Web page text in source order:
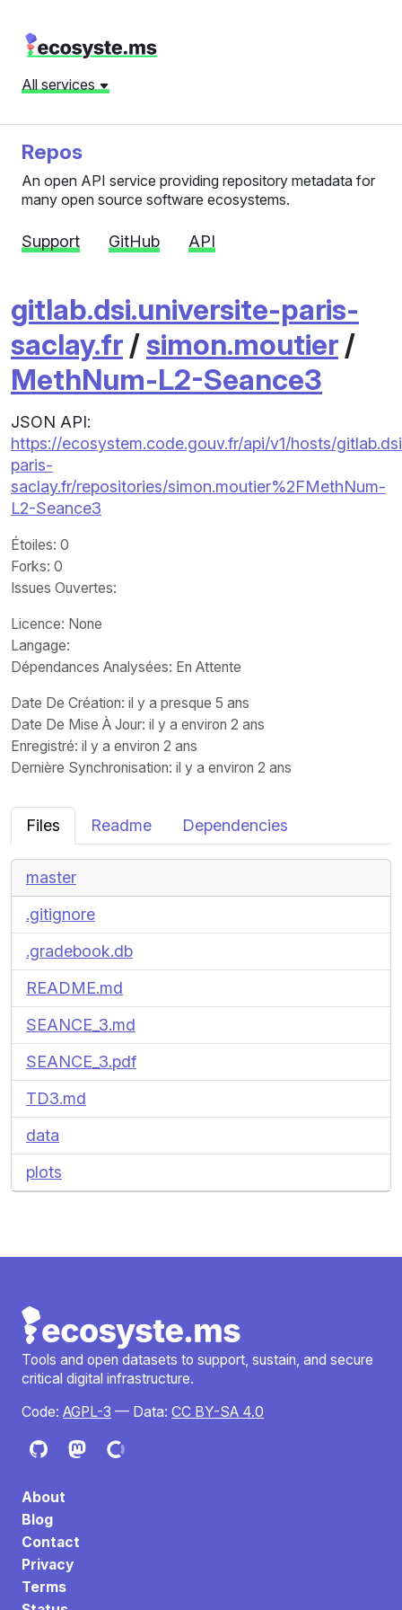
All services
Repos
An open API service providing repository metadata for
many open source software ecosystems.
Support GitHub API
gitlab.dsi.universite-paris-
saclay.fr /simon.moutier /
MethNum-L2-Seance3
JSON API:
https://ecosystem.code.gouv.fr/api/v1/hosts/
paris-
saclay.fr/repositories/simon.moutier%2FMethNum-
L2-Seance3
Étoiles: 0
Forks: 0
Issues Ouvertes:
Licence: None
Langage:
Dépendances Analysées: En Attente
Date De Création: il y a presque 5 ans
Date De Mise À Jour: il y a environ 2 ans
Enregistré: il y a environ 2 ans
Dernière Synchronisation: il y a environ 2 ans
Files Readme Dependencies
master
.gitignore
.gradebook.db
README.md
SEANCE_3.md
SEANCE_3.pdf
TD3.md
data
plots
Tools and open datasets to support, sustain, and secure
critical digital infrastructure.
Code: AGPL-3 — Data: CC BY-SA 4.0
About
Blog
Contact
Privacy
Terms